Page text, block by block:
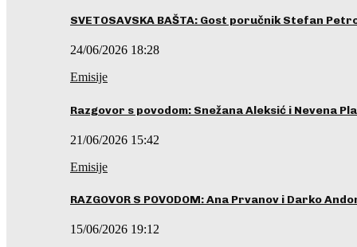
SVETOSAVSKA BAŠTA: Gost poručnik Stefan
24/06/2026 18:28
Emisije
Razgovor s povodom: Snežana Aleksić i Nevena
21/06/2026 15:42
Emisije
RAZGOVOR S POVODOM: Ana Prvanov i Darko
15/06/2026 19:12